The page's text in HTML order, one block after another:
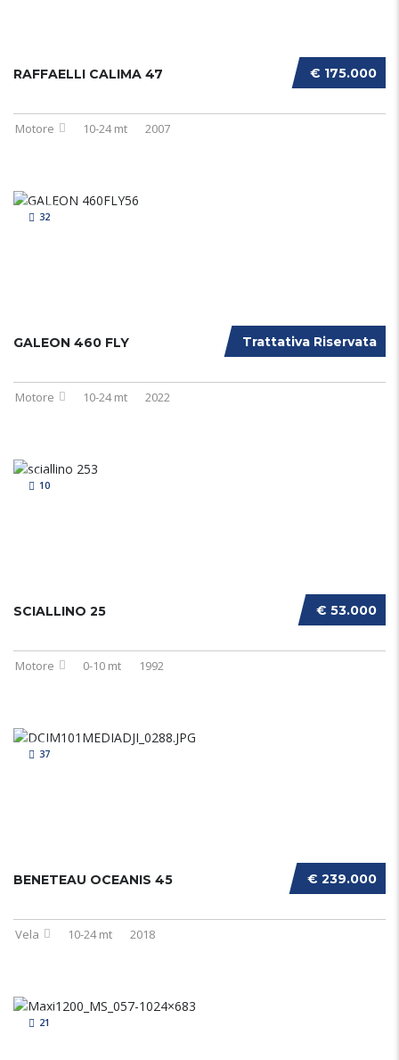
€ 175.000
RAFFAELLI CALIMA 47
Motore 10-24 mt 2007
32
Trattativa Riservata
GALEON 460 FLY
Motore 10-24 mt 2022
10
€ 53.000
SCIALLINO 25
Motore 0-10 mt 1992
37
€ 239.000
BENETEAU OCEANIS 45
Vela 10-24 mt 2018
21